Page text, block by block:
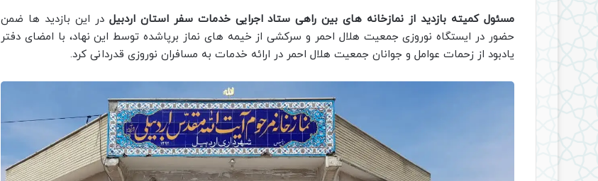
مسئول کمیته بازدید از نمازخانه های بین راهی ستاد اجرایی خدمات سفر استان اردبیل در این بازدید ها ضمن
حضور در ایستگاه نوروزی جمعیت هلال احمر و سرکشی از خیمه های نماز برپاشده توسط این نهاد، با امضای دفتر
یادبود از زحمات عوامل و جوانان جمعیت هلال احمر در ارائه خدمات به مسافران نوروزی قدردانی کرد.